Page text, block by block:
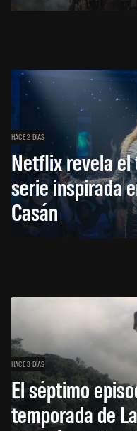
HACE 2 DÍAS
Netflix revela
serie inspirada
Casán
HACE 3 DÍAS
El séptimo
temporada de